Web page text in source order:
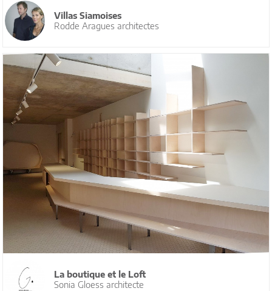
Villas Siamoises
Rodde Aragues architectes
La boutique et le Loft
Sonia Gloess architecte